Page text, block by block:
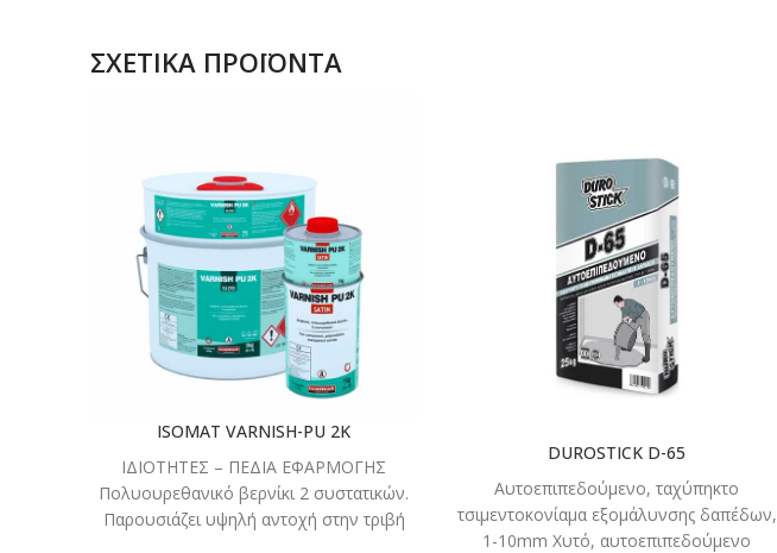
ΣΧΕΤΙΚΆ ΠΡΟΪΌΝΤΑ
ISOMAT VARNISH-PU 2K
ΙΔΙΟΤΗΤΕΣ – ΠΕΔΙΑ ΕΦΑΡΜΟΓΗΣ
Πολυουρεθανικό βερνίκι 2 συστατικών.
Παρουσιάζει υψηλή αντοχή στην τριβή
ΔΙΑΒΑΣΤΕ
ΠΕΡΙΣΣΟΤΕΡΑ
DUROSTICK D-65
Αυτοεπιπεδούμενο, ταχύπηκτο
τσιμεντοκονίαμα εξομάλυνσης δαπέδων,
1-10mm Χυτό, αυτοεπιπεδούμενο
ΔΙΑΒΑΣΤΕ
ΠΕΡΙΣΣΟΤΕΡΑ